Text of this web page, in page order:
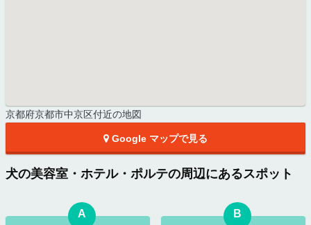
京都府京都市中京区付近の地図
Google マップで見る
犬の美容室・ホテル・ポルテの周辺にあるスポット
A B